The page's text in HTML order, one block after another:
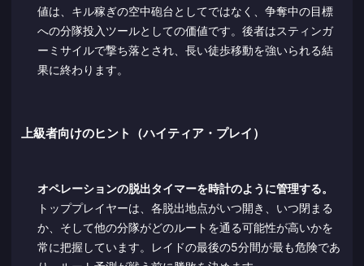
値は、キル稼ぎの空中砲台としてではなく、争奪中の目標
への分隊投入ツールとしての価値です。後者はスティンガ
ーミサイルで撃ち落とされ、長い徒歩移動を強いられる結
果に終わります。
上級者向けのヒント（ハイティア・プレイ）
オペレーションの脱出タイマーを時計のように管理する。
トッププレイヤーは、各脱出地点がいつ開き、いつ閉まる
か、そして他の分隊がどのルートを通る可能性が高いかを
常に把握しています。レイドの最後の5分間が最も危険であ